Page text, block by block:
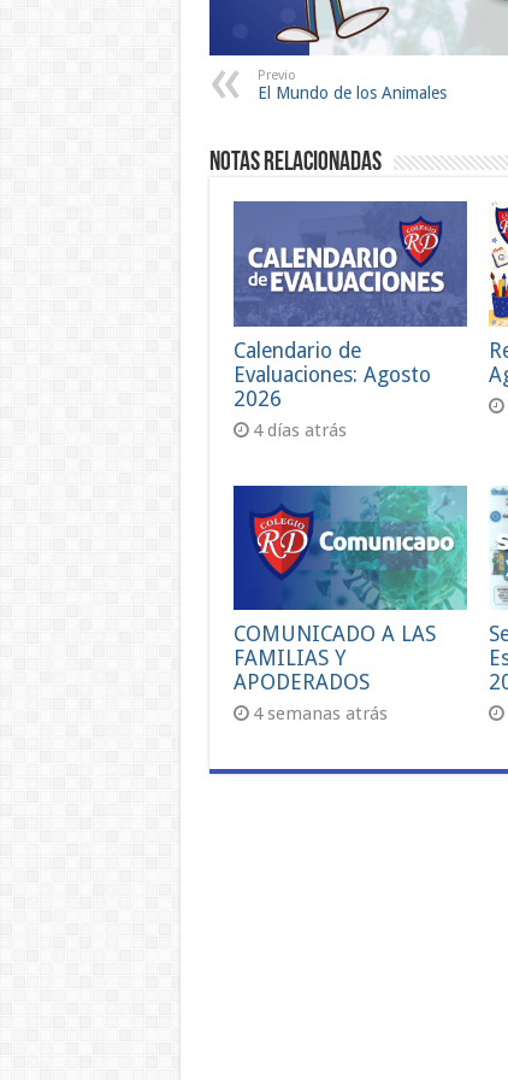
Previo
El Mundo de los Animales
Notas Relacionadas
Calendario de
Evaluaciones: Agosto
2026
4 días atrás
COMUNICADO A LAS
FAMILIAS Y
APODERADOS
4 semanas atrás